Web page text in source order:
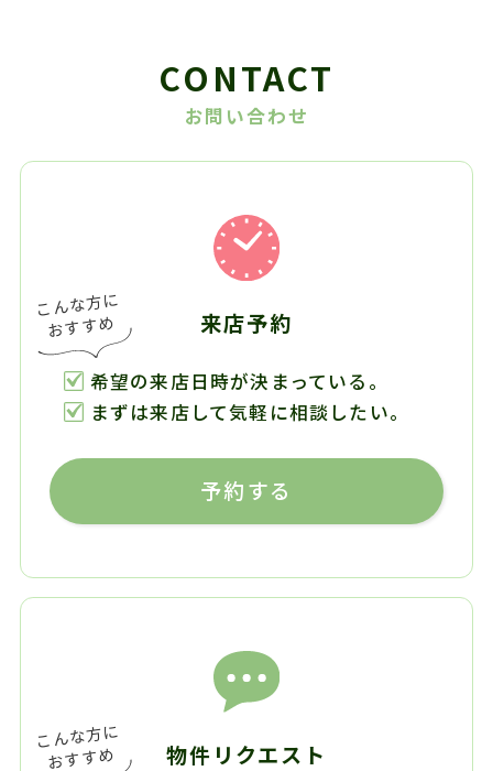
CONTACT
お問い合わせ
来店予約
希望の来店日時が決まっている。
まずは来店して気軽に相談したい。
予約する
物件リクエスト